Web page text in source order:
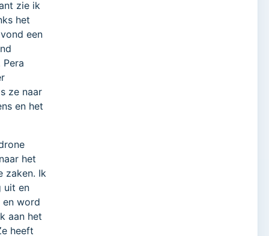
zie ik
het
een
ze naar
en het
het
zaken. Ik
uit en
en word
aan het
heeft